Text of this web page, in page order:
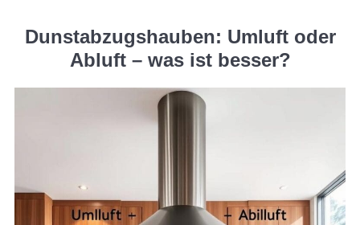
Dunstabzugshauben: Umluft oder
Abluft – was ist besser?